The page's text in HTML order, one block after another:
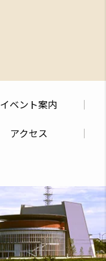
イベント案内
アクセス